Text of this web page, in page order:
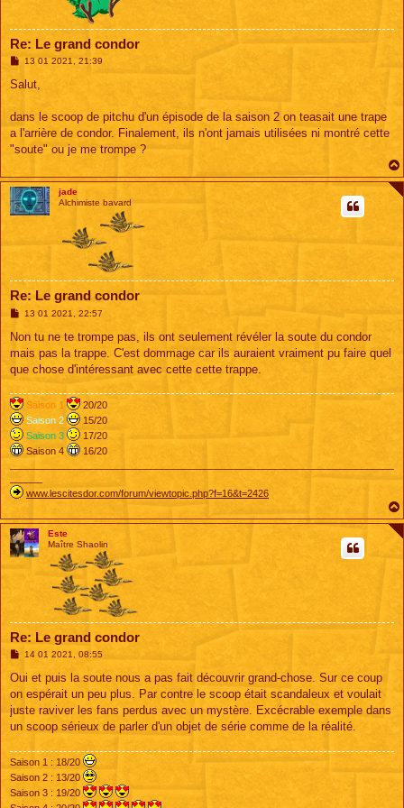
Re: Le grand condor
M
s
g
13 01 2021, 21:39
Salut,
dans le scoop de pitchu d'un épisode de la saison 2 on teasait une trape
a l'arrière de condor. Finalement, ils n'ont jamais utilisées ni montré cette
"soute" ou je me trompe ?
jade
Alchimiste bavard
Re: Le grand condor
M
s
a
g
13 01 2021, 22:57
Non tu ne te trompe pas, ils ont seulement révéler la soute du condor
mais pas la trappe. C'est dommage car ils auraient vraiment pu faire quel
que chose d'intéressant avec cette cette trappe.
Saison 1
20/20
Saison 2
15/20
Saison 3
17/20
Saison 4
16/20
www.lescitesdor.com/forum/viewtopic.php?f=16&t=2426
Este
Maître Shaolin
Re: Le grand condor
M
s
a
g
14 01 2021, 08:55
Oui et puis la soute nous a pas fait découvrir grand-chose. Sur ce coup
on espérait un peu plus. Par contre le scoop était scandaleux et voulait
juste raviver les fans perdus avec un mystère. Excécrable exemple dans
un scoop sérieux de parler d'un objet de série comme de la réalité.
Saison 1 : 18/20
Saison 2 : 13/20
Saison 3 : 19/20